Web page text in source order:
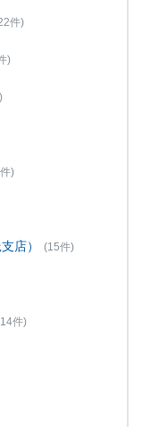
件)
)
)
店） (15件)
件)